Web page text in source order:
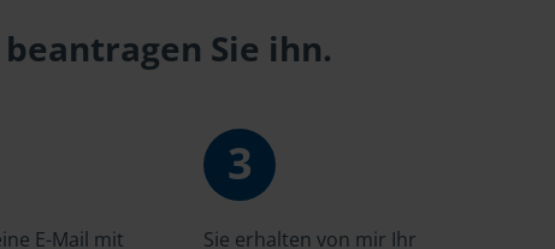
Sie ihn.
E-Mail mit
3
Sie erhalten von mir Ihr